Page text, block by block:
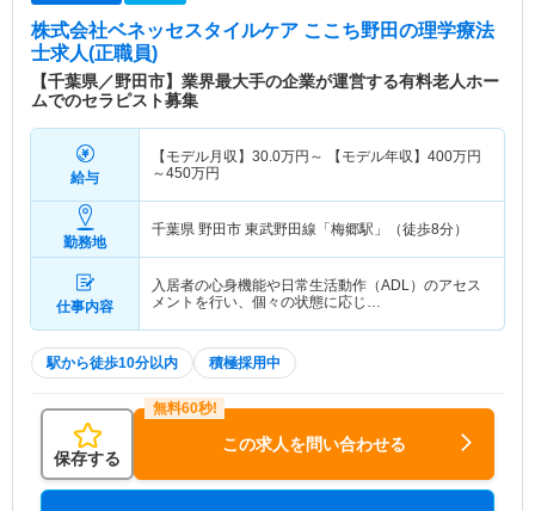
株式会社ベネッセスタイルケア ここち野田の理学療法
士求人(正職員)
【千葉県／野田市】業界最大手の企業が運営する有料老人ホー
ムでのセラピスト募集
給与
【モデル月収】 30.0万円～ 【モデル年収】 400万円
～450万円
勤務地
千葉県 野田市 東武野田線「梅郷駅」（徒歩8分）
仕事内容
入居者の心身機能や日常生活動作（ADL）のアセス
メントを行い、個々の状態に応じ…
駅から徒歩10分以内 積極採用中
保存する
この求人を問い合わせる